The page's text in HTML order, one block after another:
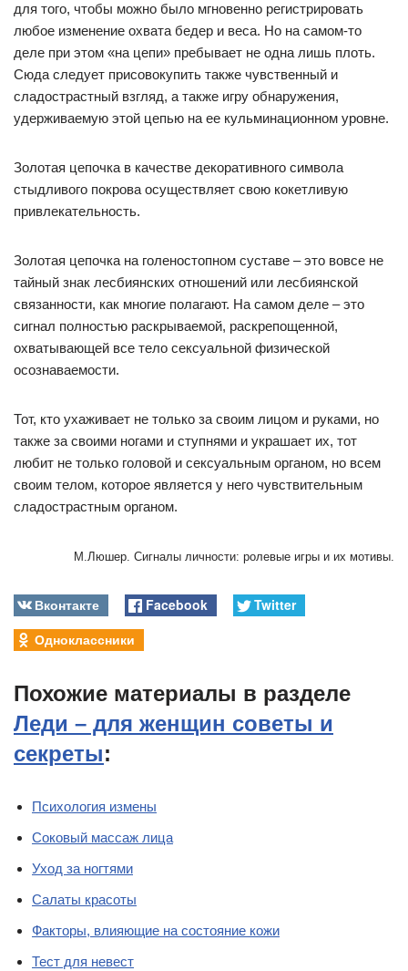
для того, чтобы можно было мгновенно регистрировать
любое изменение охвата бедер и веса. Но на самом-то
деле при этом «на цепи» пребывает не одна лишь плоть.
Сюда следует присовокупить также чувственный и
сладострастный взгляд, а также игру обнаружения,
удерживаемую этой цепью на ее кульминационном уровне.
Золотая цепочка в качестве декоративного символа
стыдливого покрова осуществляет свою кокетливую
привлекательность.
Золотая цепочка на голеностопном суставе – это вовсе не
тайный знак лесбиянских отношений или лесбиянской
связанности, как многие полагают. На самом деле – это
сигнал полностью раскрываемой, раскрепощенной,
охватывающей все тело сексуальной физической
осознаваемости.
Тот, кто ухаживает не только за своим лицом и руками, но
также за своими ногами и ступнями и украшает их, тот
любит не только головой и сексуальным органом, но всем
своим телом, которое является у него чувствительным
сладострастным органом.
М.Люшер. Сигналы личности: ролевые игры и их мотивы.
Вконтакте Facebook
Twitter
Одноклассники
Похожие материалы в разделе
Леди – для женщин советы и
секреты:
Психология измены
Соковый массаж лица
Уход за ногтями
Салаты красоты
Факторы, влияющие на состояние кожи
Тест для невест